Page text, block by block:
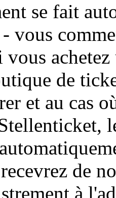
se fait
vous
vous
de
et au cas
de
à